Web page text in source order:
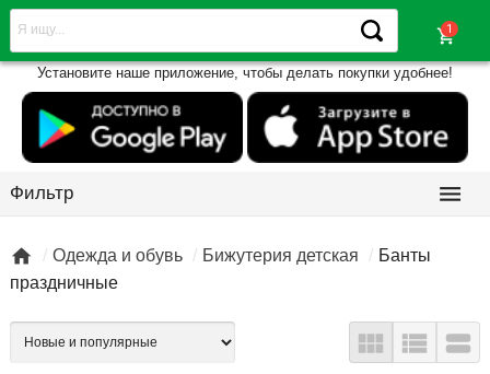
shopping_cart
Установите наше приложение, чтобы делать покупки удобнее!
Фильтр 
 Одежда и обувь Бижутерия детская
Банты
праздничные
  